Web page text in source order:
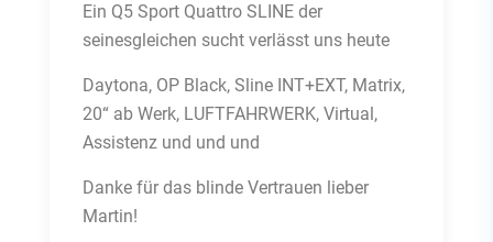
Ein Q5 Sport Quattro SLINE der
seinesgleichen sucht verlässt uns heute
Daytona, OP Black, Sline INT+EXT, Matrix,
20“ ab Werk, LUFTFAHRWERK, Virtual,
Assistenz und und und
Danke für das blinde Vertrauen lieber
Martin!